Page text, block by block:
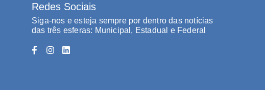
Redes Sociais
Siga-nos e esteja sempre por dentro das notícias
das três esferas: Municipal, Estadual e Federal